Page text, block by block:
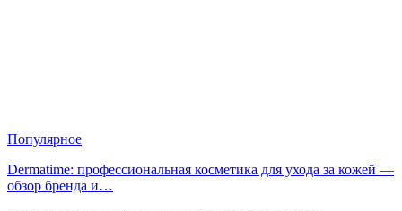
Популярное
Dermatime: профессиональная косметика для ухода за кожей —
обзор бренда и…